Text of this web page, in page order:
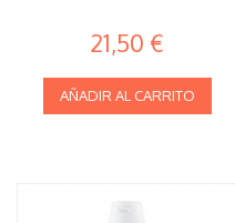
21,50 €
AÑADIR AL CARRITO